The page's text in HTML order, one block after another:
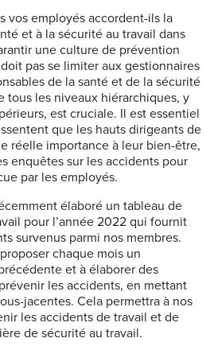
vos employés accordent-ils la
et à la sécurité au travail dans
une culture de prévention
pas se limiter aux gestionnaires
de la santé et de la sécurité
tous les niveaux hiérarchiques, y
est cruciale. Il est essentiel
que les hauts dirigeants de
réelle importance à leur bien-être,
enquêtes sur les accidents pour
par les employés.
élaboré un tableau de
pour l’année 2022 qui fournit
survenus parmi nos membres.
chaque mois un
et à élaborer des
les accidents, en mettant
jacentes. Cela permettra à nos
les accidents de travail et de
de sécurité au travail.